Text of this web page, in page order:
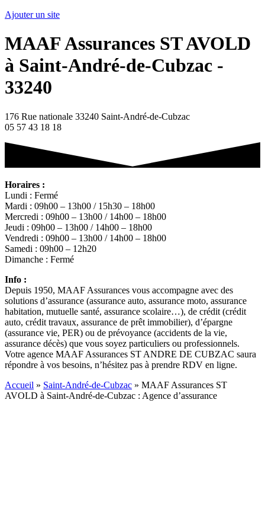
Ajouter un site
MAAF Assurances ST AVOLD
à Saint-André-de-Cubzac -
33240
176 Rue nationale 33240 Saint-André-de-Cubzac
05 57 43 18 18
Horaires :
Lundi : Fermé
Mardi : 09h00 – 13h00 / 15h30 – 18h00
Mercredi : 09h00 – 13h00 / 14h00 – 18h00
Jeudi : 09h00 – 13h00 / 14h00 – 18h00
Vendredi : 09h00 – 13h00 / 14h00 – 18h00
Samedi : 09h00 – 12h20
Dimanche : Fermé
Info :
Depuis 1950, MAAF Assurances vous accompagne avec des
solutions d’assurance (assurance auto, assurance moto, assurance
habitation, mutuelle santé, assurance scolaire…), de crédit (crédit
auto, crédit travaux, assurance de prêt immobilier), d’épargne
(assurance vie, PER) ou de prévoyance (accidents de la vie,
assurance décès) que vous soyez particuliers ou professionnels.
Votre agence MAAF Assurances ST ANDRE DE CUBZAC saura
répondre à vos besoins, n’hésitez pas à prendre RDV en ligne.
Accueil » Saint-André-de-Cubzac » MAAF Assurances ST
AVOLD à Saint-André-de-Cubzac : Agence d’assurance